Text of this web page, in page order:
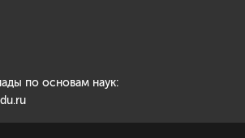
по основам наук: